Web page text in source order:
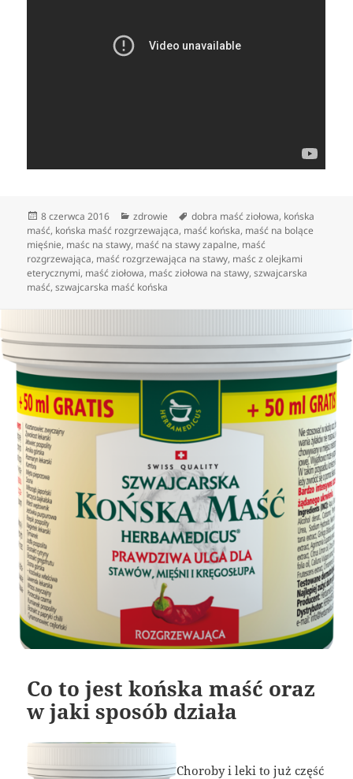
Data
publikacji
8 czerwca 2016 Kategorie
zdrowie Tagi
dobra maść ziołowa, końska
maść, końska maść rozgrzewająca, maść końska, maść na bolące
mięśnie, maśc na stawy, maść na stawy zapalne, maść
rozgrzewająca, maść rozgrzewająca na stawy, maśc z olejkami
eterycznymi, maść ziołowa, maśc ziołowa na stawy,szwajcarska
maść,szwajcarska maść końska
Co to jest końska maść oraz
w jaki sposób działa
Choroby i leki to już część